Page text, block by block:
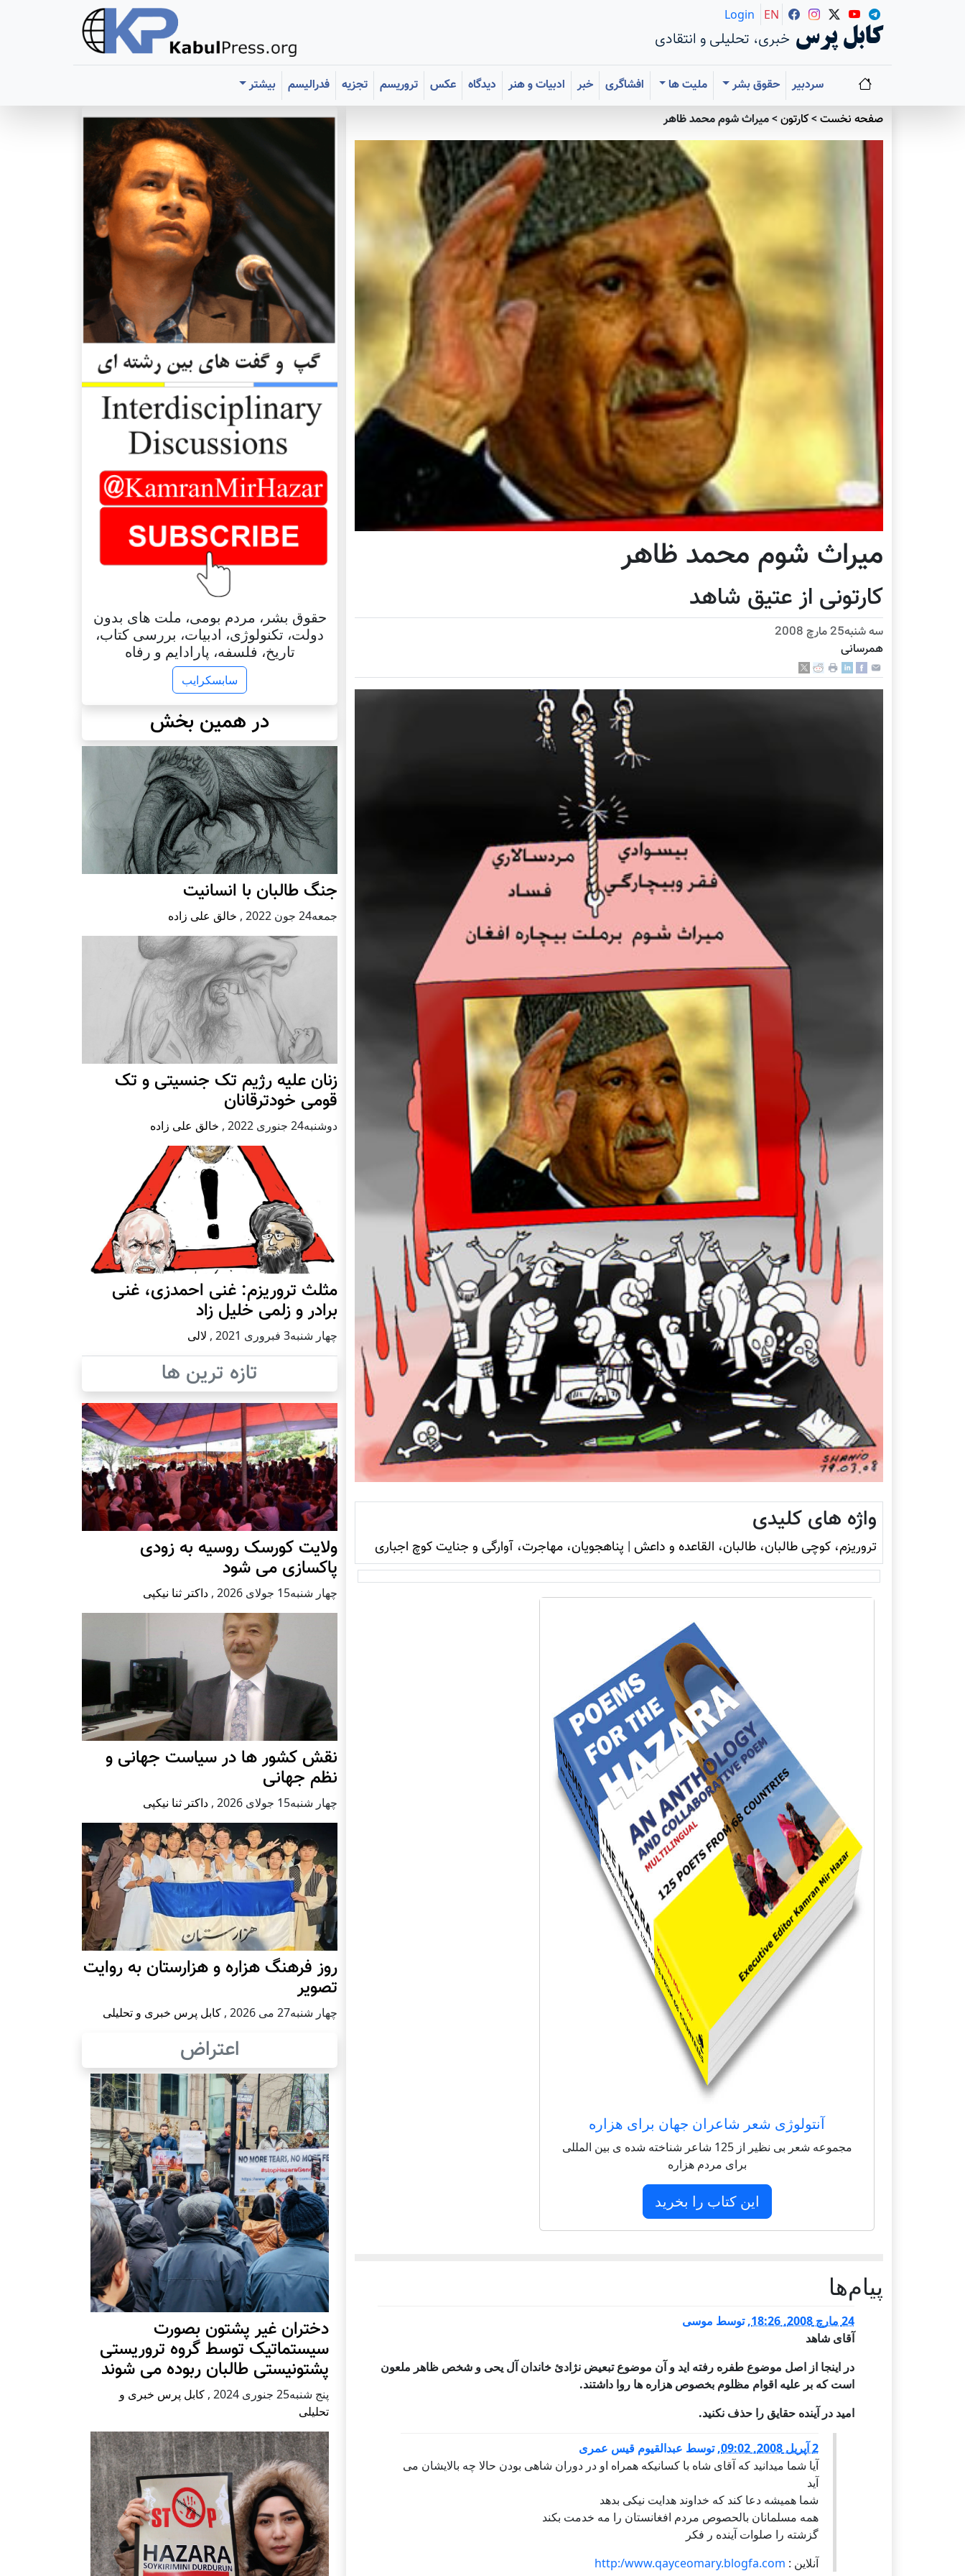
کابل پرس خبری، تحلیلی و انتقادی
Login EN
سردبیر حقوق بشر ملیت ها افشاگری خبر ادبیات و هنر دیدگاه عکس تروریسم تجزیه فدرالیسم
بیشتر
صفحه نخست>کارتون>ميراث شوم محمد ظاهر
ميراث شوم محمد ظاهر
کارتونی از عتيق شاهد
سه شنبه25 مارچ 2008
همرسانی
واژه های کلیدی
تروريزم، کوچی طالبان، طالبان، القاعده و داعش | پناهجویان، مهاجرت، آوارگی و جنایت کوچ اجباری
آنتولوژی شعر شاعران جهان برای هزاره
مجموعه شعر بی نظیر از 125 شاعر شناخته شده ی بین المللی
برای مردم هزاره
این کتاب را بخرید
پيام‌ها
24 مارچ 2008, 18:26 ,توسط موسی
آقای شاهد
در اینجا از اصل موضوع طفره رفته اید و آن موضوع تبعیض نژادئ خاندان آل یحی و شخص ظاهر ملعون
است که بر علیه اقوام مظلوم بخصوص هزاره ها روا داشتند.
امید در آینده حقایق را حذف نکنید.
2 آپریل 2008, 09:02 ,توسط عبدالقیوم قیس عمری
آیا شما میدانید که آقای شاه با کسانیکه همراه او در دوران شاهی بودن حالا چه بالایشان می
آید
شما همیشه دعا کند که خداوند هدایت نیکی بدهد
همه مسلمانان بالحصوص مردم افغانستان را مه خدمت بکند
گزشته را صلوات آینده ر فکر
آنلاین : http:/www.qayceomary.blogfa.com
حقوق بشر، مردم بومی، ملت های بدون
دولت، تکنولوژی، ادبیات، بررسی کتاب،
تاریخ، فلسفه، پارادایم و رفاه
سابسکرایب
در همین بخش
جنگ طالبان با انسانیت
جمعه24 جون 2022 , خالق علی زاده
زنان علیه رژيم تک جنسیتی و تک
قومی خودترقانان
دوشنبه24 جنوری 2022 , خالق علی زاده
مثلث تروریزم: غنی احمدزی، غنی
برادر و زلمی خلیل زاد
چهار شنبه3 فبروری 2021 , لالی
تازه ترین ها
ولایت کورسک روسیه به زودی
پاکسازی می شود
چهار شنبه15 جولای 2026 , داکتر ثنا نیکپی
نقش کشور ها در سیاست جهانی و
نظم جهانی
چهار شنبه15 جولای 2026 , داکتر ثنا نیکپی
روز فرهنگ هزاره و هزارستان به روایت
تصویر
چهار شنبه27 می 2026 , کابل پرس خبری و تحلیلی
اعتراض
دختران غیر پشتون بصورت
سیستماتیک توسط گروه تروریستی
پشتونیستی طالبان ربوده می شوند
پنج شنبه25 جنوری 2024 , کابل پرس خبری و
تحلیلی